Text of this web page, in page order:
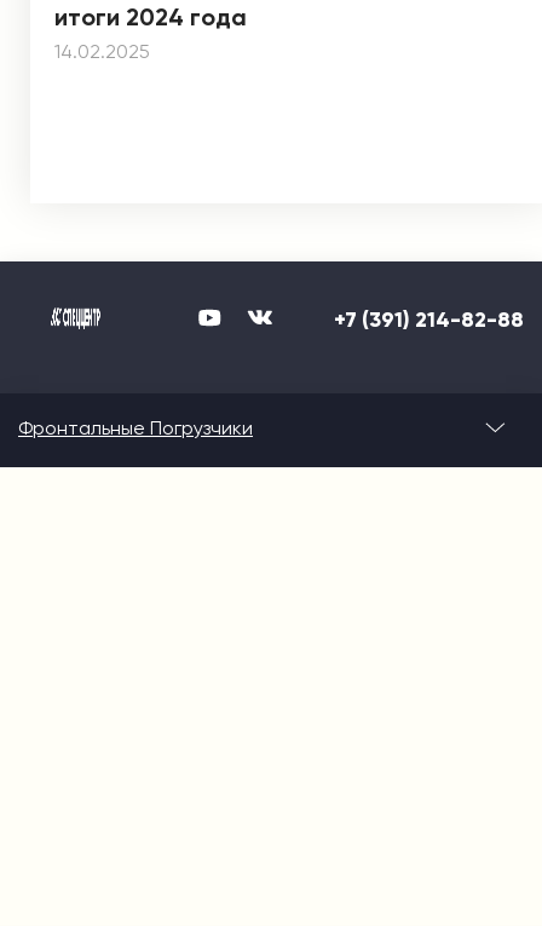
итоги 2024 года
14.02.2025
+7 (391) 214-82-88
Фронтальные Погрузчики